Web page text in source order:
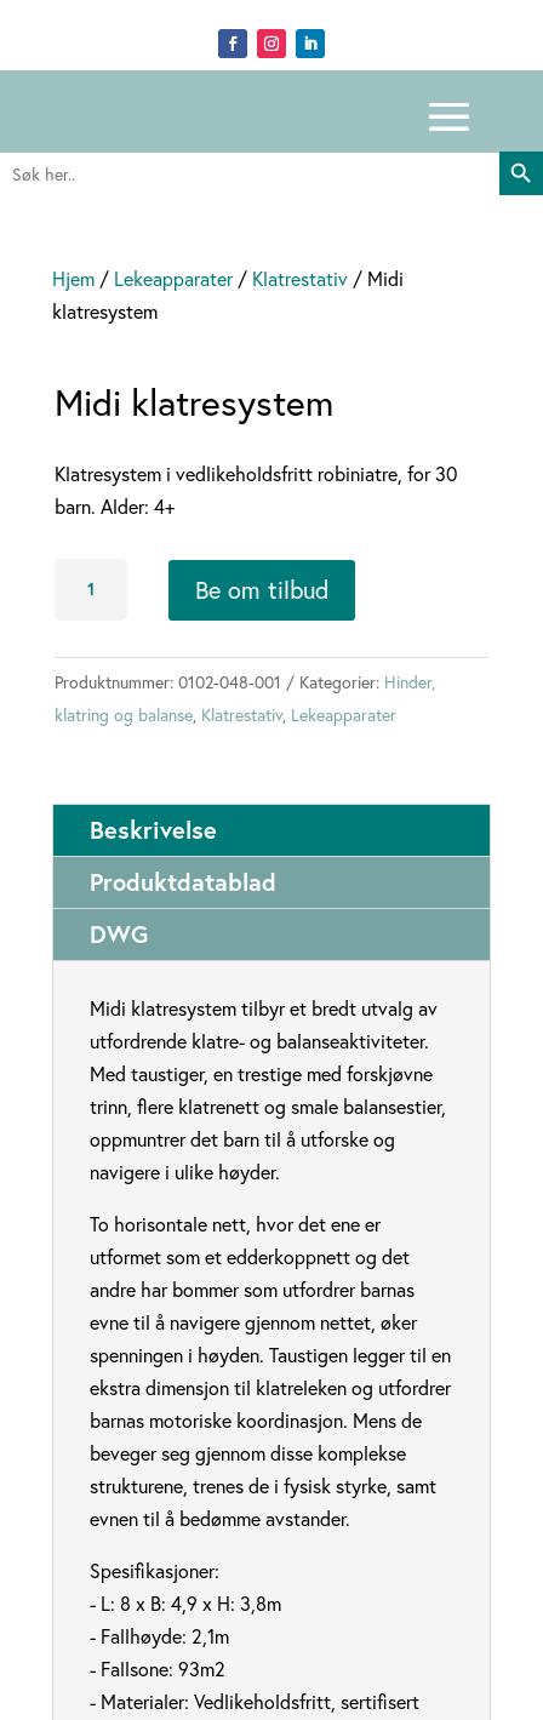
Search
for:
Search
Hjem/ Lekeapparater/ Klatrestativ/ Midi
klatresystem
Midi klatresystem
Klatresystem i vedlikeholdsfritt robiniatre, for 30
barn. Alder: 4+
Be om tilbud
Produktnummer: 0102-048-001 Kategorier: Hinder,
klatring og balanse, Klatrestativ, Lekeapparater
Beskrivelse
Produktdatablad
DWG
Midi klatresystem tilbyr et bredt utvalg av
utfordrende klatre- og balanseaktiviteter.
Med taustiger, en trestige med forskjøvne
trinn, flere klatrenett og smale balansestier,
oppmuntrer det barn til å utforske og
navigere i ulike høyder.
To horisontale nett, hvor det ene er
utformet som et edderkoppnett og det
andre har bommer som utfordrer barnas
evne til å navigere gjennom nettet, øker
spenningen i høyden. Taustigen legger til en
ekstra dimensjon til klatreleken og utfordrer
barnas motoriske koordinasjon. Mens de
beveger seg gjennom disse komplekse
strukturene, trenes de i fysisk styrke, samt
evnen til å bedømme avstander.
Spesifikasjoner:
- L: 8 x B: 4,9 x H: 3,8m
- Fallhøyde: 2,1m
- Fallsone: 93m2
- Materialer: Vedlikeholdsfritt, sertifisert